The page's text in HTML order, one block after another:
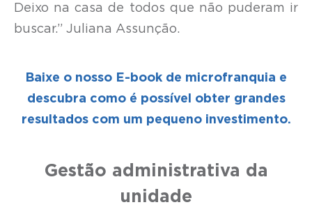
Deixo na casa de todos que não puderam ir
buscar.” Juliana Assunção.
Baixe o nosso E-book de microfranquia e
descubra como é possível obter grandes
resultados com um pequeno investimento.
Gestão administrativa da
unidade